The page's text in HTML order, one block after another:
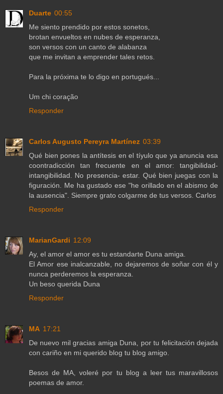
Duarte 00:55
Me siento prendido por estos sonetos,
brotan envueltos en nubes de esperanza,
son versos con un canto de alabanza
que me invitan a emprender tales retos.
Para la próxima te lo digo en portugués...
Um chi coração
Responder
Carlos Augusto Pereyra Martínez 03:39
Qué bien pones la antítesis en el tíyulo que ya anuncia esa
coontradicción tan frecuente en el amor: tangibilidad-
intangibilidad. No presencia- estar. Qué bien juegas con la
figuración. Me ha gustado ese "he orillado en el abismo de
la ausencia". Siempre grato colgarme de tus versos. Carlos
Responder
MarianGardi 12:09
Ay, el amor el amor es tu estandarte Duna amiga.
El Amor ese inalcanzable, no dejaremos de soñar con él y
nunca perderemos la esperanza.
Un beso querida Duna
Responder
MA 17:21
De nuevo mil gracias amiga Duna, por tu felicitación dejada
con cariño en mi querido blog tu blog amigo.
Besos de MA, voleré por tu blog a leer tus maravillosos
poemas de amor.